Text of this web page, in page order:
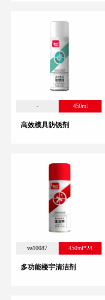
- 450ml
高效模具防锈剂
va10087 450ml*24
多功能楼宇清洁剂